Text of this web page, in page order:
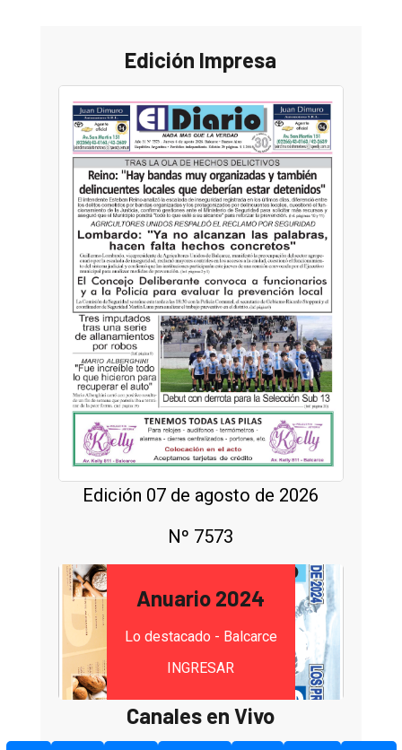
Edición Impresa
Edición 07 de agosto de 2026
Nº 7573
Anuario 2024
Lo destacado - Balcarce
INGRESAR
Canales en Vivo